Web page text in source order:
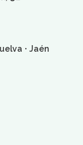
· Jaén